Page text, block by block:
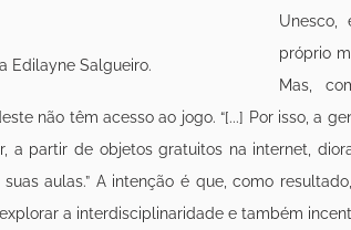
Edilayne Salgueiro.
próprio
Mas,
não têm acesso ao jogo. “[...] Por isso, a
a partir de objetos gratuitos na internet,
aulas.” A intenção é que, como
a interdisciplinaridade e também